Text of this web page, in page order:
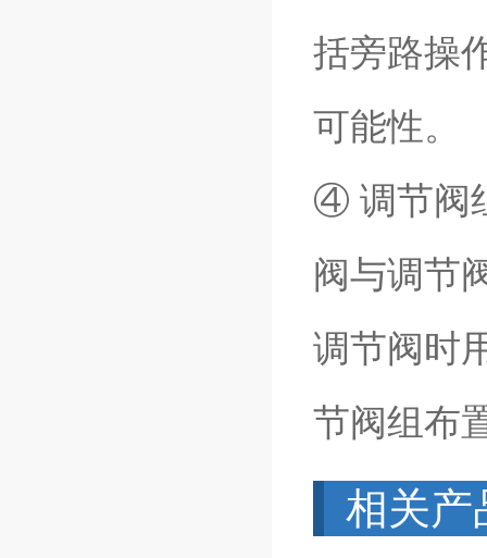
括旁路操
可能性。
④ 调节阀
阀与调节
调节阀时
节阀组布
相关产